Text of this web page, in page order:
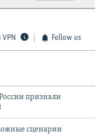
VPN Follow us
признали
сценарии